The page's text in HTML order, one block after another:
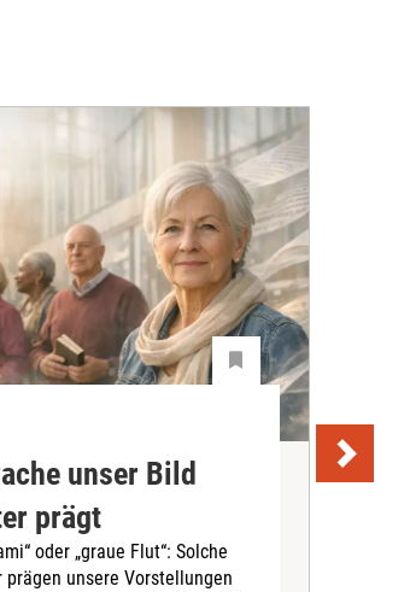
unser Bild
prägt
oder „graue Flut“: Solche
prägen unsere Vorstellungen